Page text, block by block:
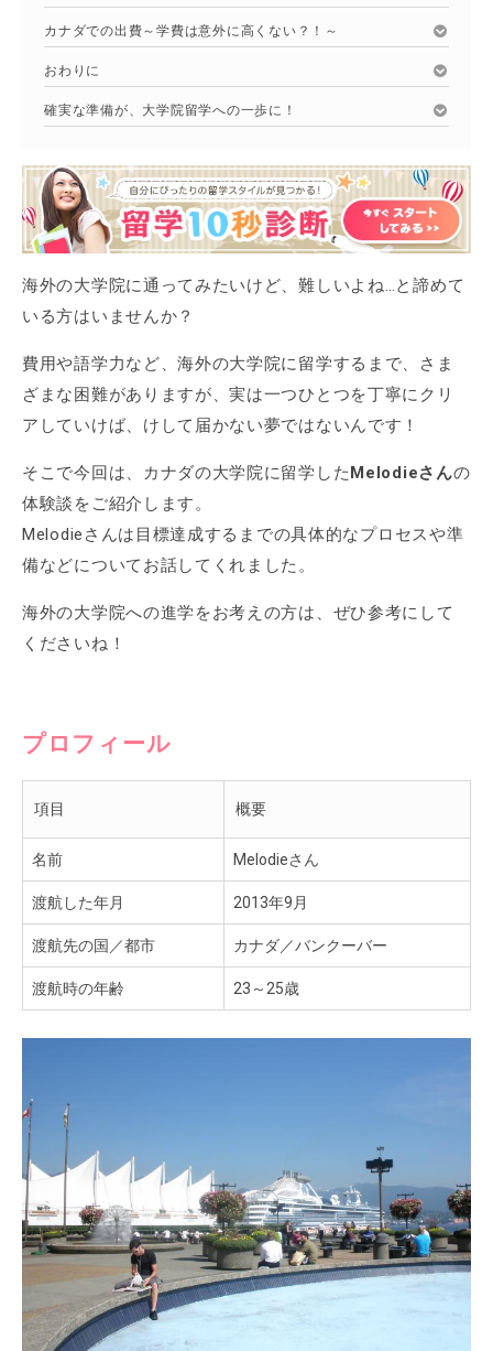
カナダでの出費～学費は意外に高くない？！～
おわりに
確実な準備が、大学院留学への一歩に！
海外の大学院に通ってみたいけど、難しいよね…と諦めて
いる方はいませんか？
費用や語学力など、海外の大学院に留学するまで、さま
ざまな困難がありますが、実は一つひとつを丁寧にクリ
アしていけば、けして届かない夢ではないんです！
そこで今回は、カナダの大学院に留学したMelodieさんの
体験談をご紹介します。
Melodieさんは目標達成するまでの具体的なプロセスや準
備などについてお話してくれました。
海外の大学院への進学をお考えの方は、ぜひ参考にして
くださいね！
プロフィール
項目 概要
名前 Melodieさん
渡航した年月 2013年9月
渡航先の国／都市 カナダ／バンクーバー
渡航時の年齢 23～25歳